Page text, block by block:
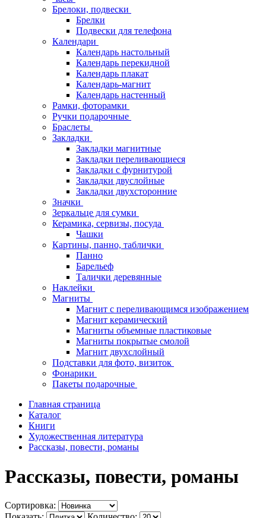
Брелоки, подвески
Брелки
Подвески для телефона
Календари
Календарь настольный
Календарь перекидной
Календарь плакат
Календарь-магнит
Календарь настенный
Рамки, фоторамки
Ручки подарочные
Браслеты
Закладки
Закладки магнитные
Закладки переливающиеся
Закладки с фурнитурой
Закладки двуслойные
Закладки двухсторонние
Значки
Зеркальце для сумки
Керамика, сервизы, посуда
Чашки
Картины, панно, таблички
Панно
Барельеф
Талички деревянные
Наклейки
Магниты
Магнит с переливающимся изображением
Магнит керамический
Магниты объемные пластиковые
Магниты покрытые смолой
Магнит двухслойный
Подставки для фото, визиток
Фонарики
Пакеты подарочные
Главная страница
Каталог
Книги
Художественная литература
Рассказы, повести, романы
Рассказы, повести, романы
Сортировка: